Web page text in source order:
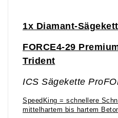
1x Diamant-
FORCE4-29
Trident
ICS Sägekette
SpeedKing = schnellere
mittelhartem bis hartem